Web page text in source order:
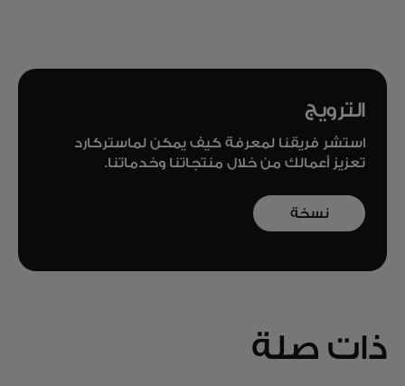
الترويج
استشر فريقنا لمعرفة كيف يمكن لماستركارد
تعزيز أعمالك من خلال منتجاتنا وخدماتنا.
نسخة
ذات صلة